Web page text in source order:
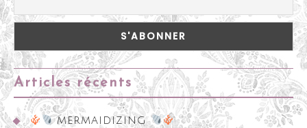
Articles récents
MERMAIDIZING